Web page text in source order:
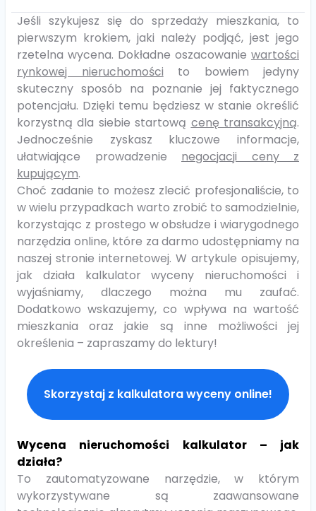
Jeśli szykujesz się do sprzedaży mieszkania, to
pierwszym krokiem, jaki należy podjąć, jest jego
rzetelna wycena. Dokładne oszacowanie wartości
rynkowej nieruchomości to bowiem jedyny
skuteczny sposób na poznanie jej faktycznego
potencjału. Dzięki temu będziesz w stanie określić
korzystną dla siebie startową cenę transakcyjną.
Jednocześnie zyskasz kluczowe informacje,
ułatwiające prowadzenie negocjacji ceny z
kupującym.
Choć zadanie to możesz zlecić profesjonaliście, to
w wielu przypadkach warto zrobić to samodzielnie,
korzystając z prostego w obsłudze i wiarygodnego
narzędzia online, które za darmo udostępniamy na
naszej stronie internetowej. W artykule opisujemy,
jak działa kalkulator wyceny nieruchomości i
wyjaśniamy, dlaczego można mu zaufać.
Dodatkowo wskazujemy, co wpływa na wartość
mieszkania oraz jakie są inne możliwości jej
określenia – zapraszamy do lektury!
Skorzystaj z kalkulatora wyceny online!
Wycena nieruchomości kalkulator – jak
działa?
To zautomatyzowane narzędzie, w którym
wykorzystywane są zaawansowane